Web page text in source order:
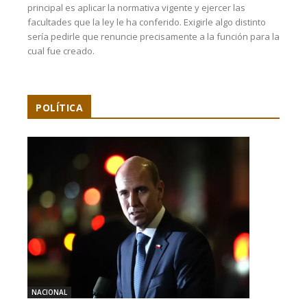
principal es aplicar la normativa vigente y ejercer las
facultades que la ley le ha conferido. Exigirle algo distinto
sería pedirle que renuncie precisamente a la función para la
cual fue creado.
POLÍTICA
NACIONAL